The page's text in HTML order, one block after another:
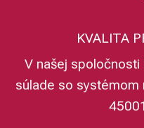
KVALITA
V našej spoločnosti
súlade so systémom